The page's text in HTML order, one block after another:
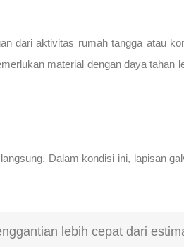
dari aktivitas rumah tangga atau
material dengan daya tahan
Dalam kondisi ini, lapisan
lebih cepat dari